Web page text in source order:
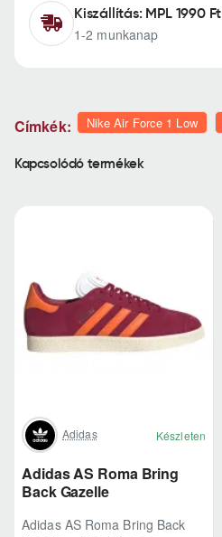
Kiszállítás: MPL 1990 Ft
1-2 munkanap
Címkék: Nike Air Force 1 Low
Kapcsolódó termékek
Adidas Készleten
Adidas AS Roma Bring
Back Gazelle
Adidas AS Roma Bring Back